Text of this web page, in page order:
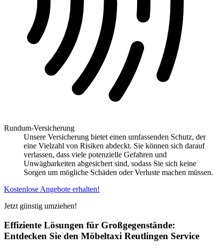
Rundum-Versicherung
Unsere Versicherung bietet einen umfassenden Schutz, der
eine Vielzahl von Risiken abdeckt. Sie können sich darauf
verlassen, dass viele potenzielle Gefahren und
Unwägbarkeiten abgesichert sind, sodass Sie sich keine
Sorgen um mögliche Schäden oder Verluste machen müssen.
Kostenlose Angebote erhalten!
Jetzt günstig umziehen!
Effiziente Lösungen für Großgegenstände:
Entdecken Sie den Möbeltaxi Reutlingen Service